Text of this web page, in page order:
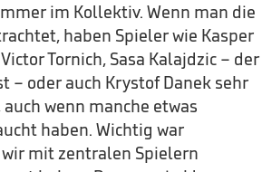
im Kollektiv. Wenn man die
haben Spieler wie Kasper
Tornich, Sasa Kalajdzic – der
– oder auch Krystof Danek sehr
wenn manche etwas
haben. Wichtig war
mit zentralen Spielern